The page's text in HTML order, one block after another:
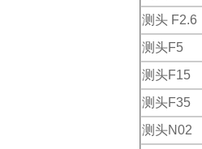
测头 F2.6
测头F5
测头F15
测头F35
测头N02